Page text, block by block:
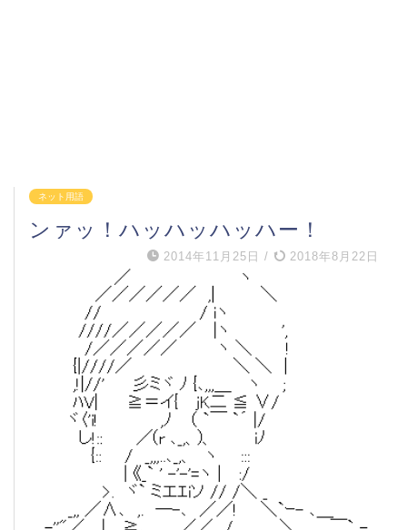
ネット用語
ンァッ！ハッハッハッハー！
2014年11月25日 / 2018年8月22日